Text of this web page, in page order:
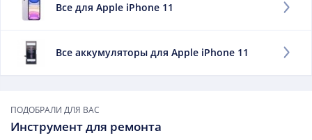
телефон без подзарядки.
он быстро разряжается;
сильно нагревается при зарядке;
В дальнейшем использовать такой элемент не
рекомендуется.
Все для Apple iPhone 11
Все аккумуляторы для Apple iPhone 11
ПОДОБРАЛИ ДЛЯ ВАС
Инструмент для ремонта